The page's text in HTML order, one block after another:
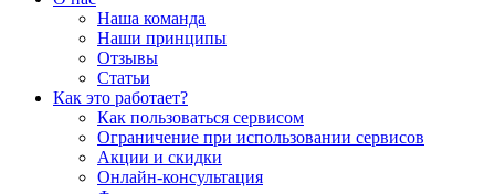
Наша команда
Наши принципы
Отзывы
Статьи
Как это работает?
Как пользоваться сервисом
Ограничение при использовании сервисов
Акции и скидки
Онлайн-консультация